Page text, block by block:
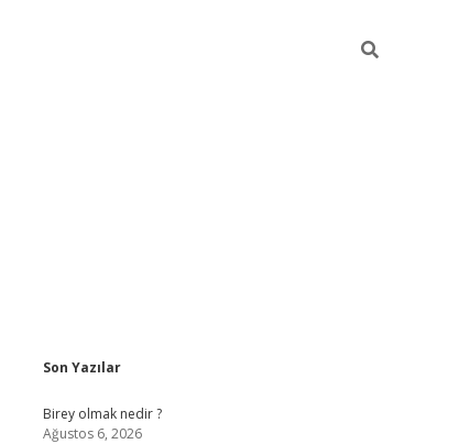
Sidebar
Son Yazılar
Birey olmak nedir ?
Ağustos 6, 2026